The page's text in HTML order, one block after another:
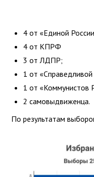
4 от «Единой
4 от КПРФ
3 от ЛДПР;
1 от «Справедливой
1 от «Коммунистов
2 самовыдвиженца.
По результатам